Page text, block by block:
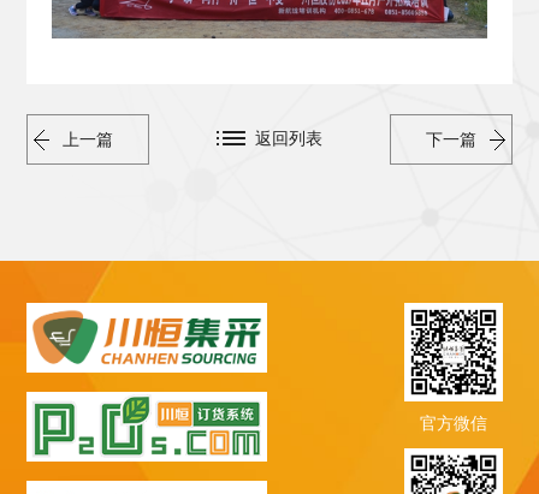
上一篇 下一篇
返回列表
官方微信